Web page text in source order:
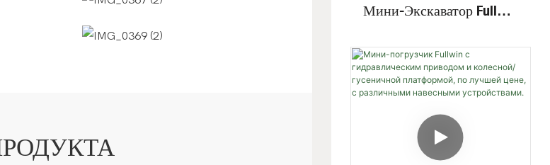
Мини-Экскаватор Fullwin
Тонны С
Многофункциональным
Навесным
Оборудованием,
Гусеничный Экскаватор.